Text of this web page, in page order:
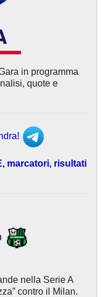
in programma
quote e
marcatori, risultati
nella Serie A
contro il Milan.